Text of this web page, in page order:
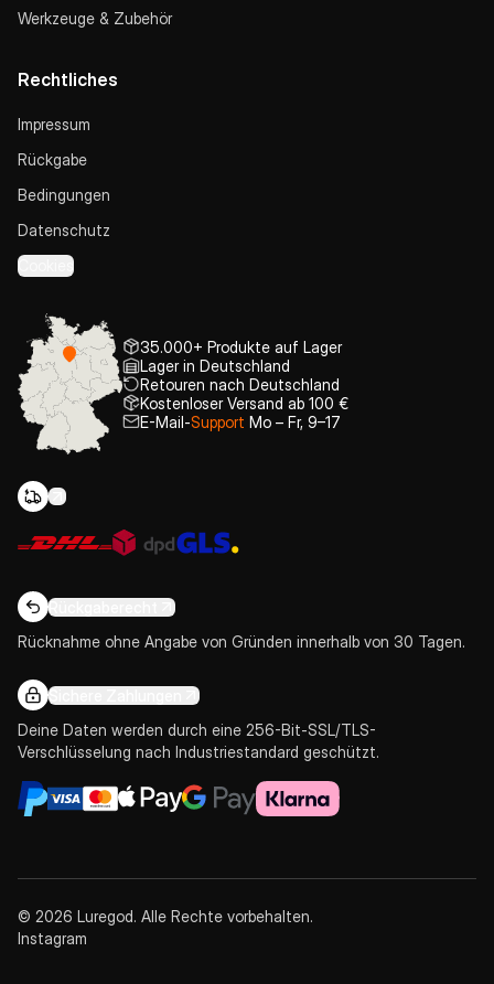
Werkzeuge & Zubehör
Rechtliches
Impressum
Rückgabe
Bedingungen
Datenschutz
Cookies
35.000+ Produkte auf Lager
Lager in Deutschland
Retouren nach Deutschland
Kostenloser Versand ab 100 €
E-Mail-Support Mo – Fr, 9–17
Rückgaberecht
Rücknahme ohne Angabe von Gründen innerhalb von 30 Tagen.
Sichere Zahlungen
Deine Daten werden durch eine 256-Bit-SSL/TLS-
Verschlüsselung nach Industriestandard geschützt.
© 2026 Luregod. Alle Rechte vorbehalten.
Instagram